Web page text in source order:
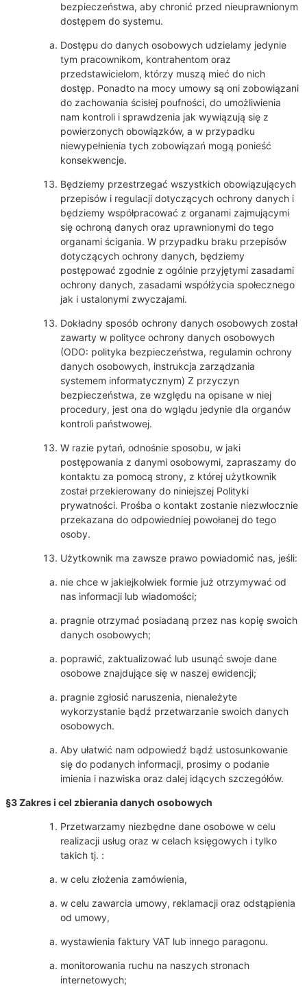
bezpieczeństwa, aby chronić przed nieuprawnionym
dostępem do systemu.
Dostępu do danych osobowych udzielamy jedynie
tym pracownikom, kontrahentom oraz
przedstawicielom, którzy muszą mieć do nich
dostęp. Ponadto na mocy umowy są oni zobowiązani
do zachowania ścisłej poufności, do umożliwienia
nam kontroli i sprawdzenia jak wywiązują się z
powierzonych obowiązków, a w przypadku
niewypełnienia tych zobowiązań mogą ponieść
konsekwencje.
Będziemy przestrzegać wszystkich obowiązujących
przepisów i regulacji dotyczących ochrony danych i
będziemy współpracować z organami zajmującymi
się ochroną danych oraz uprawnionymi do tego
organami ścigania. W przypadku braku przepisów
dotyczących ochrony danych, będziemy
postępować zgodnie z ogólnie przyjętymi zasadami
ochrony danych, zasadami współżycia społecznego
jak i ustalonymi zwyczajami.
Dokładny sposób ochrony danych osobowych został
zawarty w polityce ochrony danych osobowych
(ODO: polityka bezpieczeństwa, regulamin ochrony
danych osobowych, instrukcja zarządzania
systemem informatycznym) Z przyczyn
bezpieczeństwa, ze względu na opisane w niej
procedury, jest ona do wglądu jedynie dla organów
kontroli państwowej.
W razie pytań, odnośnie sposobu, w jaki
postępowania z danymi osobowymi, zapraszamy do
kontaktu za pomocą strony, z której użytkownik
został przekierowany do niniejszej Polityki
prywatności. Prośba o kontakt zostanie niezwłocznie
przekazana do odpowiedniej powołanej do tego
osoby.
Użytkownik ma zawsze prawo powiadomić nas, jeśli:
nie chce w jakiejkolwiek formie już otrzymywać od
nas informacji lub wiadomości;
pragnie otrzymać posiadaną przez nas kopię swoich
danych osobowych;
poprawić, zaktualizować lub usunąć swoje dane
osobowe znajdujące się w naszej ewidencji;
pragnie zgłosić naruszenia, nienależyte
wykorzystanie bądź przetwarzanie swoich danych
osobowych.
Aby ułatwić nam odpowiedź bądź ustosunkowanie
się do podanych informacji, prosimy o podanie
imienia i nazwiska oraz dalej idących szczegółów.
§3 Zakres i cel zbierania danych osobowych
Przetwarzamy niezbędne dane osobowe w celu
realizacji usług oraz w celach księgowych i tylko
takich tj. :
w celu złożenia zamówienia,
w celu zawarcia umowy, reklamacji oraz odstąpienia
od umowy,
wystawienia faktury VAT lub innego paragonu.
monitorowania ruchu na naszych stronach
internetowych;